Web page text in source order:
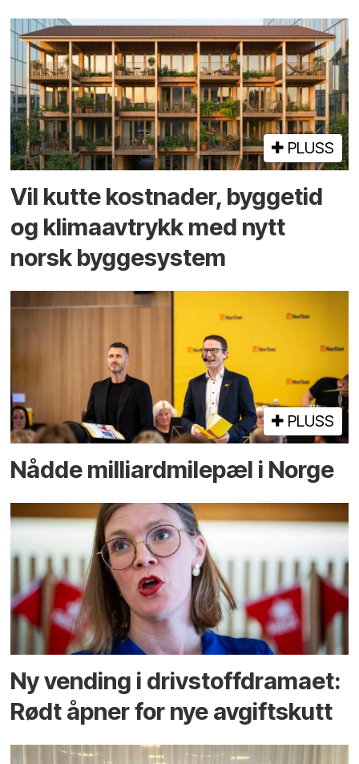
PLUSS
Vil kutte kostnader, byggetid
og klima­avtrykk med nytt
norsk bygge­system
PLUSS
Nådde milliard­­milepæl i Norge
Ny vending i drivstoffdramaet:
Rødt åpner for nye avgiftskutt